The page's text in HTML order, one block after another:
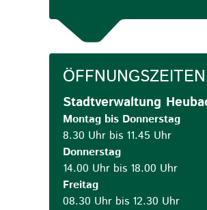
ÖFFNUNGSZEITEN
Stadtverwaltung
Montag bis Donnerstag
8.30 Uhr bis 11.45 Uhr
Donnerstag
14.00 Uhr bis 18.00 Uhr
Freitag
08.30 Uhr bis 12.30 Uhr